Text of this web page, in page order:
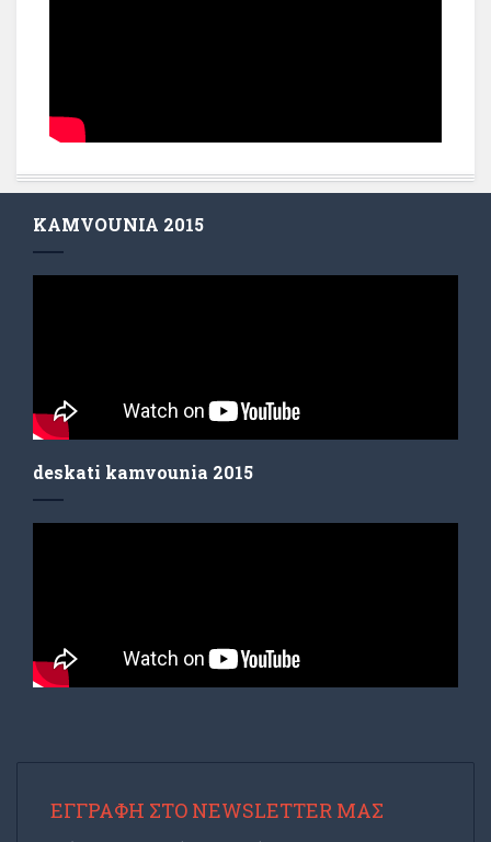
KAMVOUNIA 2015
deskati kamvounia 2015
ΕΓΓΡΑΦΉ ΣΤΟ NEWSLETTER ΜΑΣ